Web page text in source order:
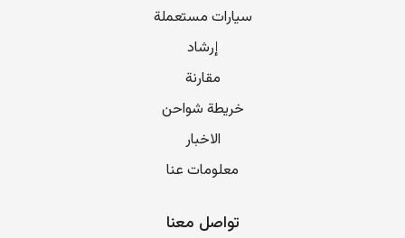
سيارات مستعملة
إرشاد
مقارنة
خريطة شواحن
الاخبار
معلومات عنا
تواصل معنا